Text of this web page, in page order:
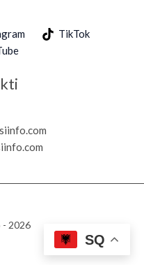
TikTok
2026
SQ